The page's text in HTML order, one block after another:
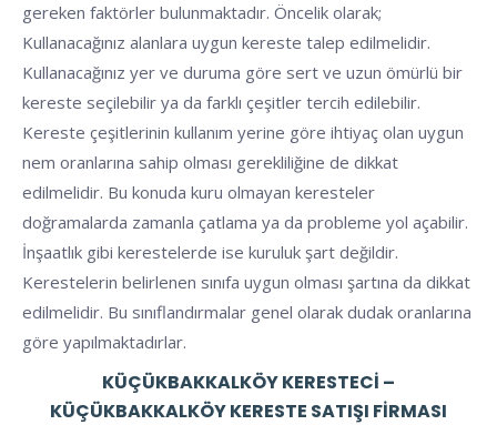
gereken faktörler bulunmaktadır. Öncelik olarak;
Kullanacağınız alanlara uygun kereste talep edilmelidir.
Kullanacağınız yer ve duruma göre sert ve uzun ömürlü bir
kereste seçilebilir ya da farklı çeşitler tercih edilebilir.
Kereste çeşitlerinin kullanım yerine göre ihtiyaç olan uygun
nem oranlarına sahip olması gerekliliğine de dikkat
edilmelidir. Bu konuda kuru olmayan keresteler
doğramalarda zamanla çatlama ya da probleme yol açabilir.
İnşaatlık gibi kerestelerde ise kuruluk şart değildir.
Kerestelerin belirlenen sınıfa uygun olması şartına da dikkat
edilmelidir. Bu sınıflandırmalar genel olarak dudak oranlarına
göre yapılmaktadırlar.
KÜÇÜKBAKKALKÖY KERESTECI –
KÜÇÜKBAKKALKÖY KERESTE SATIŞI FIRMASI